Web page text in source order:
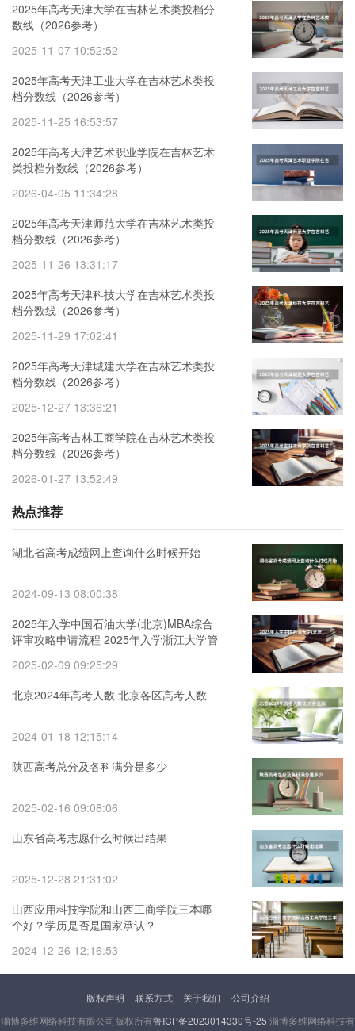
2025年高考天津大学在吉林艺术类投档分
数线（2026参考）
2025-11-07 10:52:52
2025年高考天津工业大学在吉林艺术类投
档分数线（2026参考）
2025-11-25 16:53:57
2025年高考天津艺术职业学院在吉林艺术
类投档分数线（2026参考）
2026-04-05 11:34:28
2025年高考天津师范大学在吉林艺术类投
档分数线（2026参考）
2025-11-26 13:31:17
2025年高考天津科技大学在吉林艺术类投
档分数线（2026参考）
2025-11-29 17:02:41
2025年高考天津城建大学在吉林艺术类投
档分数线（2026参考）
2025-12-27 13:36:21
2025年高考吉林工商学院在吉林艺术类投
档分数线（2026参考）
2026-01-27 13:52:49
热点推荐
湖北省高考成绩网上查询什么时候开始
2024-09-13 08:00:38
2025年入学中国石油大学(北京)MBA综合
评审攻略申请流程 2025年入学浙江大学管
2025-02-09 09:25:29
北京2024年高考人数 北京各区高考人数
2024-01-18 12:15:14
陕西高考总分及各科满分是多少
2025-02-16 09:08:06
山东省高考志愿什么时候出结果
2025-12-28 21:31:02
山西应用科技学院和山西工商学院三本哪
个好？学历是否是国家承认？
2024-12-26 12:16:53
版权声明 联系方式 关于我们
公司介绍
淄博多维网络科技有限公司版权所有鲁ICP备2023014330号-25 淄博多维网络科技有